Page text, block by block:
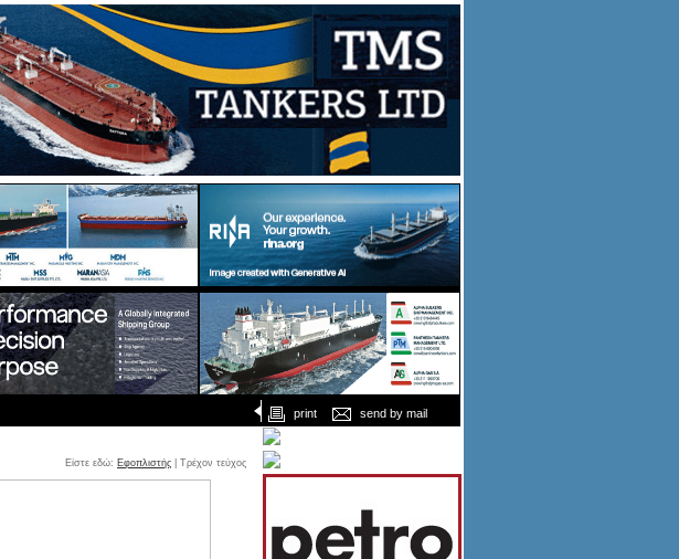
print send by mail
Είστε εδώ: Εφοπλιστής | Τρέχον τεύχος